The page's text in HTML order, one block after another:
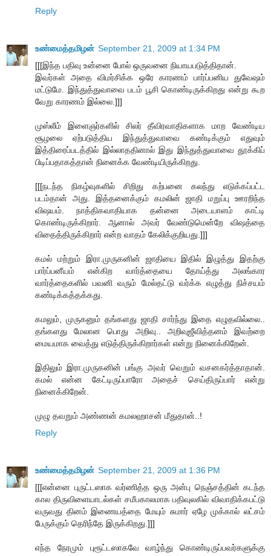
Reply
உண்மைத்தமிழன் September 21, 2009 at 1:34 PM
[[[இந்த பதிவு உன்னை போல் ஒருவனை நியாயபடுத்திதான்.
இவர்கள் அதை விமர்சிக்க ஒரே காரணம் பார்ப்பனிய துவேஷம்
மட்டுமே. இந்துத்துவாவை படம் பூசி கொண்டிருக்கிறது என்று கூற
வேறு காரணம் இல்லை.]]]
முஸ்லீம் இளைஞர்களில் சிலர் தீவிரவாதிகளாக மாற வேண்டிய
சூழலை ஏற்படுத்திய இந்துத்துவாவை கண்டிக்கும் எதுவும்
இத்திரைப்படத்தில் இல்லாததினால் இது இந்துத்துவாவை தூக்கிப்
பிடிப்பதாகத்தான் நினைக்க வேண்டியிருக்கிறது.
[[[நடந்த நிகழ்வுகளில் சிறிது கற்பனை கலந்து எடுக்கப்பட்ட
படம்தான் அது. இத்தனைக்கும் கமலின் ஜாதி மறுப்பு ஊரறிந்த
விஷயம். நாத்திகவாதியாக தன்னை அடையாளம் காட்டி
கொண்டிருக்கிறார். ஆனால் அவர் வேண்டுமென்றே விஷத்தை
விதைத்திருக்கிறார் என்ற வாதம் கேலிக்குறியது.]]]
கமல் மற்றும் இரா.முருகனின் ஜாதியை இதில் இழுத்து இதற்கு
பார்ப்பனீயம் என்கிற வார்த்தையை தோய்த்து அலங்கார
வார்த்தைகளில் பவனி வரும் மேல்தட்டு வர்க்க எழுத்து நிச்சயம்
கண்டிக்கத்தக்கது.
கமலும், முருகனும் தங்களது ஜாதி சார்ந்து இதை எழுதவில்லை..
தங்களது மேலான பொது அறிவு.. அறிவுஜீவித்தனம் இவற்றை
மையமாக வைத்து எடுத்திருக்கிறார்கள் என்று நினைக்கிறேன்.
இதிலும் இரா.முருகனின் பங்கு அவர் வெறும் வசனகர்த்தாதான்.
கமல் என்ன கேட்டிருப்பாரோ அதைச் செய்திருப்பார் என்று
நினைக்கிறேன்.
முழு தவறும் அண்ணன் கமலஹாசன் மீதுதான்..!
Reply
உண்மைத்தமிழன் September 21, 2009 at 1:36 PM
[[[என்னை புருட்டஸாக வர்ணித்த ஒரு அன்பு நெஞ்சத்தின் கடந்த
கால திருவிளையாடல்கள் சமீபகாலமாக பதிவுலகில் விவாதிக்கபட்டு
வருவது தினம் இணையத்தை மேயும் சுமார் ஏழே முக்கால் லட்சம்
பேருக்கும் தெரிந்தே இருக்கிறது.]]]
எந்த நேரமும் புரூட்டஸாகவே வாழ்ந்து கொண்டிருப்பவர்களுக்கு